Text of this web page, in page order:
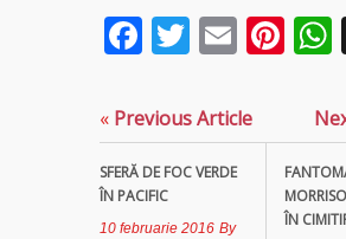
Facebook
Twitter
Email
« Previous Article
SFERĂ DE FOC VERDE
ÎN PACIFIC
10 februarie 2016 By
ÎN